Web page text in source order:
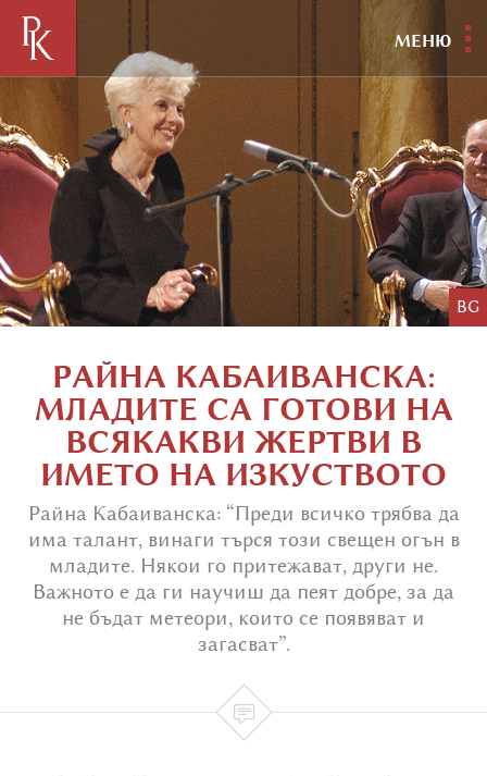
МЕНЮ
BG
РАЙНА КАБАИВАНСКА:
МЛАДИТЕ СА ГОТОВИ НА
ВСЯКАКВИ ЖЕРТВИ В
ИМЕТО НА ИЗКУСТВОТО
Райна Кабаиванска: “Преди всичко трябва да
има талант, винаги търся този свещен огън в
младите. Някои го притежават, други не.
Важното е да ги научиш да пеят добре, за да
не бъдат метеори, които се появяват и
загасват”.
